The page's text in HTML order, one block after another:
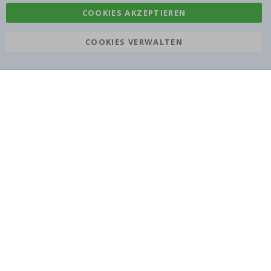
COOKIES AKZEPTIEREN
COOKIES VERWALTEN